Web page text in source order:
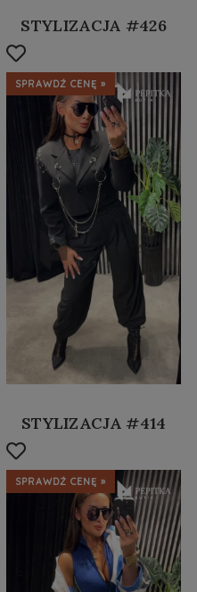
STYLIZACJA #426
SPRAWDŹ CENĘ »
STYLIZACJA #414
SPRAWDŹ CENĘ »